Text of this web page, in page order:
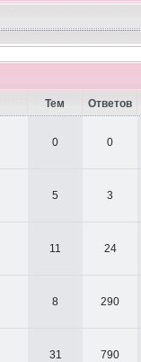
Тем Ответов
0 0
5 3
11 24
8 290
31 790